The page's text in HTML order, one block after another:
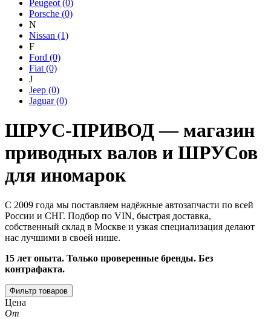
Peugeot (0)
Porsche (0)
N
Nissan (1)
F
Ford (0)
Fiat (0)
J
Jeep (0)
Jaguar(0)
ШРУС-ПРИВОД — магазин
приводных валов и ШРУСов
для иномарок
С 2009 года мы поставляем надёжные автозапчасти по всей
России и СНГ. Подбор по VIN, быстрая доставка,
собственный склад в Москве и узкая специализация делают
нас лучшими в своей нише.
15 лет опыта. Только проверенные бренды. Без
контрафакта.
Фильтр товаров
Цена
От